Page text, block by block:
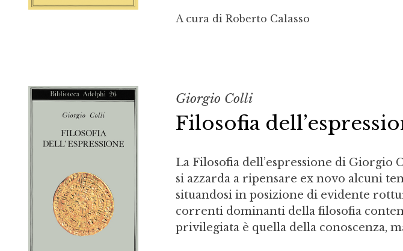
A cura di Roberto Calasso
Giorgio Colli
Filosofia
La Filosofia dell’espressione di Giorgio
si azzarda a ripensare ex novo alcuni
situandosi in posizione di evidente
correnti dominanti della filosofia
privilegiata è quella della conoscenza,